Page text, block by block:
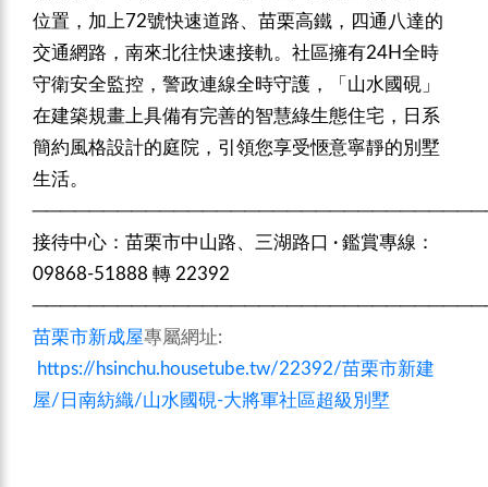
位置，加上72號快速道路、苗栗高鐵，四通八達的
交通網路，南來北往快速接軌。社區擁有24H全時
守衛安全監控，警政連線全時守護，「山水國硯」
在建築規畫上具備有完善的智慧綠生態住宅，日系
簡約風格設計的庭院，引領您享受愜意寧靜的別墅
生活。
接待中心：苗栗市中山路、三湖路口 · 鑑賞專線：
09868-51888 轉 22392
苗栗市新成屋專屬網址:
https://hsinchu.housetube.tw/22392/苗栗市新建
屋/日南紡織/山水國硯-大將軍社區超級別墅